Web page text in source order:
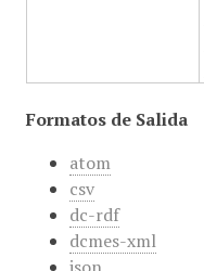
Formatos de Salida
atom
csv
dc-rdf
dcmes-xml